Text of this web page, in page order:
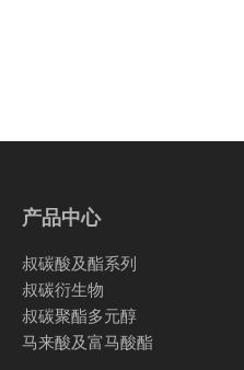
产品中心
叔碳酸及酯系列
叔碳衍生物
叔碳聚酯多元醇
马来酸及富马酸酯